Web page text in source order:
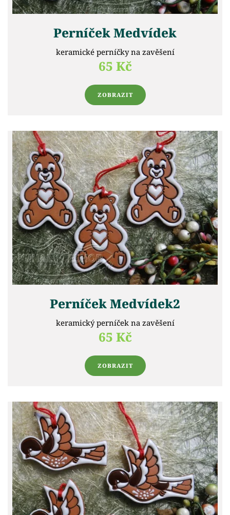
Perníček Medvídek
keramické perníčky na zavěšení
65 Kč
ZOBRAZIT
Perníček Medvídek2
keramický perníček na zavěšení
65 Kč
ZOBRAZIT